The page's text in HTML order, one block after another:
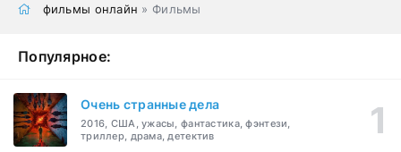
фильмы онлайн » Фильмы
Популярное:
Очень странные дела
2016, США, ужасы, фантастика, фэнтези,
триллер, драма, детектив